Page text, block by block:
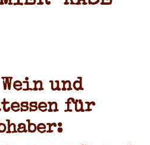
Wein und
für